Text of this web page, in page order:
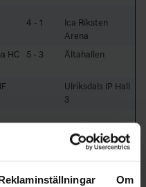
Om
4 - 1
Ica Riksten
Arena
HC
5 - 3 Ältahallen
Ulriksdals IP Hall
3
1 - 7
Ica Riksten
Arena